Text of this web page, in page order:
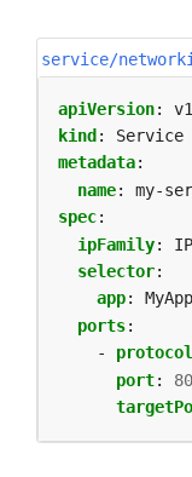
service/
apiVersion:
v1
kind :
Service
metadata:
name:
my-
spec:
ipFamily:
selector:
app:
MyApp
ports:
- protocol
port:
80